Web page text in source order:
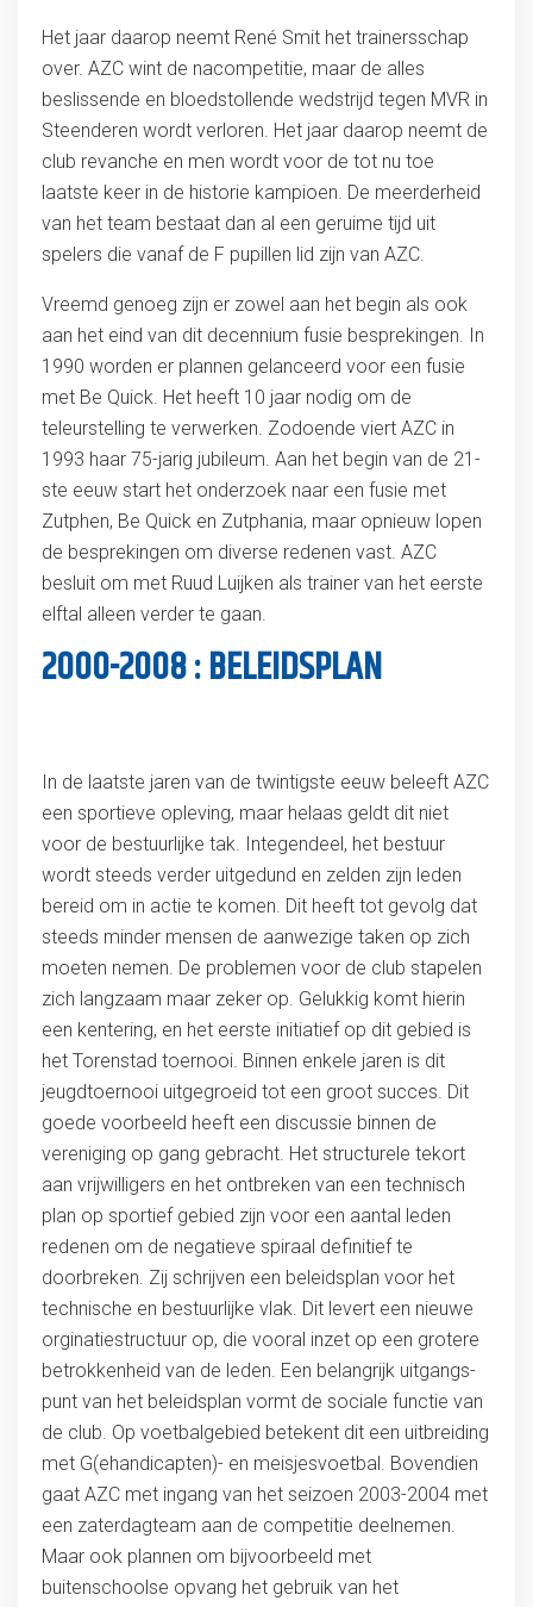
Het jaar daarop neemt René Smit het trainersschap
over. AZC wint de nacompetitie, maar de alles
beslissende en bloedstollende wedstrijd tegen MVR in
Steenderen wordt verloren. Het jaar daarop neemt de
club revanche en men wordt voor de tot nu toe
laatste keer in de historie kampioen. De meerderheid
van het team bestaat dan al een geruime tijd uit
spelers die vanaf de F pupillen lid zijn van AZC.
Vreemd genoeg zijn er zowel aan het begin als ook
aan het eind van dit decennium fusie besprekingen. In
1990 worden er plannen gelanceerd voor een fusie
met Be Quick. Het heeft 10 jaar nodig om de
teleurstelling te verwerken. Zodoende viert AZC in
1993 haar 75-jarig jubileum. Aan het begin van de 21-
ste eeuw start het onderzoek naar een fusie met
Zutphen, Be Quick en Zutphania, maar opnieuw lopen
de besprekingen om diverse redenen vast. AZC
besluit om met Ruud Luijken als trainer van het eerste
elftal alleen verder te gaan.
2000-2008 : BELEIDSPLAN
In de laatste jaren van de twintigste eeuw beleeft AZC
een sportieve opleving, maar helaas geldt dit niet
voor de bestuurlijke tak. Integendeel, het bestuur
wordt steeds verder uitgedund en zelden zijn leden
bereid om in actie te komen. Dit heeft tot gevolg dat
steeds minder mensen de aanwezige taken op zich
moeten nemen. De problemen voor de club stapelen
zich langzaam maar zeker op. Gelukkig komt hierin
een kentering, en het eerste initiatief op dit gebied is
het Torenstad toernooi. Binnen enkele jaren is dit
jeugdtoernooi uitgegroeid tot een groot succes. Dit
goede voorbeeld heeft een discussie binnen de
vereniging op gang gebracht. Het structurele tekort
aan vrijwilligers en het ontbreken van een technisch
plan op sportief gebied zijn voor een aantal leden
redenen om de negatieve spiraal definitief te
doorbreken. Zij schrijven een beleidsplan voor het
technische en bestuurlijke vlak. Dit levert een nieuwe
orginatiestructuur op, die vooral inzet op een grotere
betrokkenheid van de leden. Een belangrijk uitgangs-
punt van het beleidsplan vormt de sociale functie van
de club. Op voetbalgebied betekent dit een uitbreiding
met G(ehandicapten)- en meisjesvoetbal. Bovendien
gaat AZC met ingang van het seizoen 2003-2004 met
een zaterdagteam aan de competitie deelnemen.
Maar ook plannen om bijvoorbeeld met
buitenschoolse opvang het gebruik van het